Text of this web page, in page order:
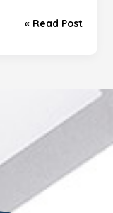
Read Post »